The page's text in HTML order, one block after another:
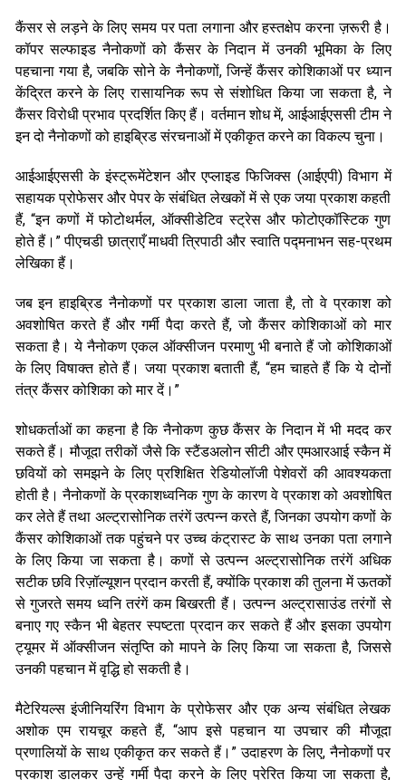
कैंसर से लड़ने के लिए समय पर पता लगाना और हस्तक्षेप करना ज़रूरी है।
कॉपर सल्फाइड नैनोकणों को कैंसर के निदान में उनकी भूमिका के लिए
पहचाना गया है, जबकि सोने के नैनोकणों, जिन्हें कैंसर कोशिकाओं पर ध्यान
केंद्रित करने के लिए रासायनिक रूप से संशोधित किया जा सकता है, ने
कैंसर विरोधी प्रभाव प्रदर्शित किए हैं। वर्तमान शोध में, आईआईएससी टीम ने
इन दो नैनोकणों को हाइब्रिड संरचनाओं में एकीकृत करने का विकल्प चुना।
आईआईएससी के इंस्ट्रूमेंटेशन और एप्लाइड फिजिक्स (आईएपी) विभाग में
सहायक प्रोफेसर और पेपर के संबंधित लेखकों में से एक जया प्रकाश कहती
हैं, “इन कणों में फोटोथर्मल, ऑक्सीडेटिव स्ट्रेस और फोटोएकॉस्टिक गुण
होते हैं।” पीएचडी छात्राएँ माधवी त्रिपाठी और स्वाति पद्मनाभन सह-प्रथम
लेखिका हैं।
जब इन हाइब्रिड नैनोकणों पर प्रकाश डाला जाता है, तो वे प्रकाश को
अवशोषित करते हैं और गर्मी पैदा करते हैं, जो कैंसर कोशिकाओं को मार
सकता है। ये नैनोकण एकल ऑक्सीजन परमाणु भी बनाते हैं जो कोशिकाओं
के लिए विषाक्त होते हैं। जया प्रकाश बताती हैं, “हम चाहते हैं कि ये दोनों
तंत्र कैंसर कोशिका को मार दें।”
शोधकर्ताओं का कहना है कि नैनोकण कुछ कैंसर के निदान में भी मदद कर
सकते हैं। मौजूदा तरीकों जैसे कि स्टैंडअलोन सीटी और एमआरआई स्कैन में
छवियों को समझने के लिए प्रशिक्षित रेडियोलॉजी पेशेवरों की आवश्यकता
होती है। नैनोकणों के प्रकाशध्वनिक गुण के कारण वे प्रकाश को अवशोषित
कर लेते हैं तथा अल्ट्रासोनिक तरंगें उत्पन्न करते हैं, जिनका उपयोग कणों के
कैंसर कोशिकाओं तक पहुंचने पर उच्च कंट्रास्ट के साथ उनका पता लगाने
के लिए किया जा सकता है। कणों से उत्पन्न अल्ट्रासोनिक तरंगें अधिक
सटीक छवि रिज़ॉल्यूशन प्रदान करती हैं, क्योंकि प्रकाश की तुलना में ऊतकों
से गुजरते समय ध्वनि तरंगें कम बिखरती हैं। उत्पन्न अल्ट्रासाउंड तरंगों से
बनाए गए स्कैन भी बेहतर स्पष्टता प्रदान कर सकते हैं और इसका उपयोग
ट्यूमर में ऑक्सीजन संतृप्ति को मापने के लिए किया जा सकता है, जिससे
उनकी पहचान में वृद्धि हो सकती है।
मैटेरियल्स इंजीनियरिंग विभाग के प्रोफेसर और एक अन्य संबंधित लेखक
अशोक एम रायचूर कहते हैं, “आप इसे पहचान या उपचार की मौजूदा
प्रणालियों के साथ एकीकृत कर सकते हैं।” उदाहरण के लिए, नैनोकणों पर
प्रकाश डालकर उन्हें गर्मी पैदा करने के लिए प्रेरित किया जा सकता है,